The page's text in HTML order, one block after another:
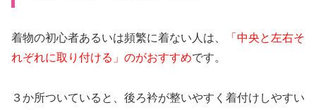
着物の初心者あるいは頻繁に着ない人は、
「中央と左右そ
れぞれに取り付ける」のがおすすめです。
３か所ついていると、後ろ衿が整いやすく着付けしやすい